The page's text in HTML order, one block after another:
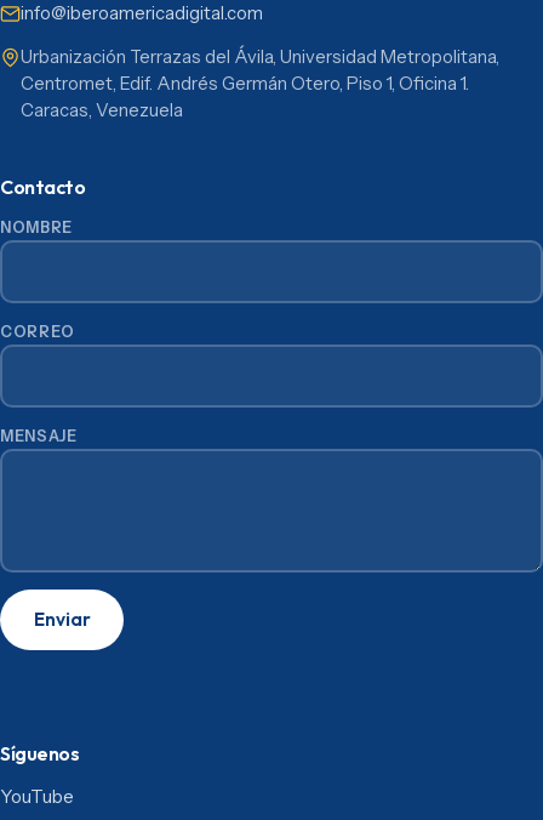
info@iberoamericadigital.com
Urbanización Terrazas del Ávila, Universidad Metropolitana,
Centromet, Edif. Andrés Germán Otero, Piso 1, Oficina 1.
Caracas, Venezuela
Contacto
NOMBRE
CORREO
MENSAJE
Enviar
Síguenos
YouTube